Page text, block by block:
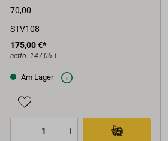
70,00
STV108
175,00 €*
netto: 147,06 €
Am Lager